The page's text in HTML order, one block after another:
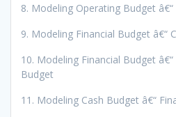
8. Modeling Operating Budget
9. Modeling Financial Budget â€“
10. Modeling Financial Budget
Budget
11. Modeling Cash Budget â€“